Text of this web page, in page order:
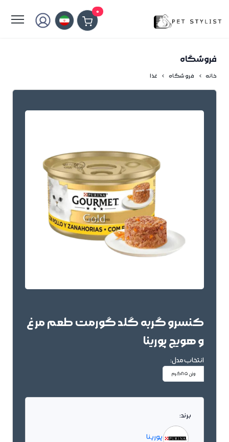
0
فروشگاه
خانه فروشگاه غذا
کنسرو گربه گلد گورمت طعم مرغ
و هویج پورینا
انتخاب مدل:
وزن 85گرم
برند:
پورینا